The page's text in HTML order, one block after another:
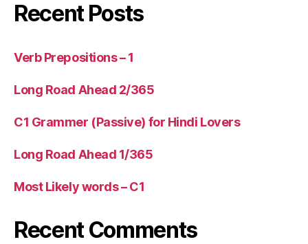
Recent Posts
Verb Prepositions – 1
Long Road Ahead 2/365
C1 Grammer (Passive) for Hindi Lovers
Long Road Ahead 1/365
Most Likely words – C1
Recent Comments